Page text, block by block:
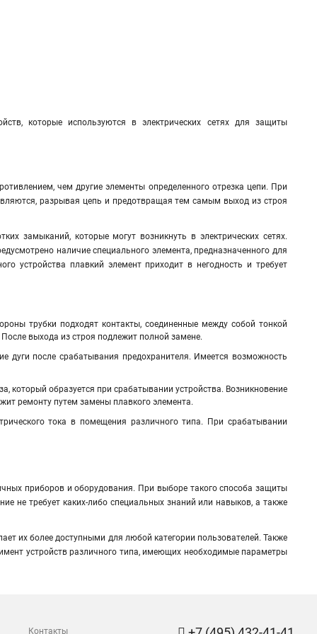
которые используются в электрических сетях для защиты
чем другие элементы определенного отрезка цепи. При
разрывая цепь и предотвращая тем самым выход из строя
замыканий, которые могут возникнуть в электрических сетях.
наличие специального элемента, предназначенного для
устройства плавкий элемент приходит в негодность и требует
трубки подходят контакты, соединенные между собой тонкой
выхода из строя подлежит полной замене.
после срабатывания предохранителя. Имеется возможность
который образуется при срабатывании устройства. Возникновение
ремонту путем замены плавкого элемента.
тока в помещения различного типа. При срабатывании
приборов и оборудования. При выборе такого способа защиты
не требует каких-либо специальных знаний или навыков, а также
их более доступными для любой категории пользователей. Также
устройств различного типа, имеющих необходимые параметры
Контакты